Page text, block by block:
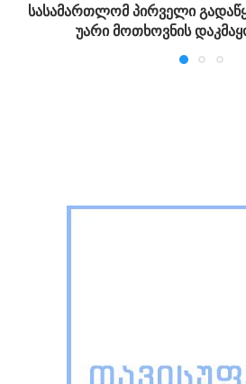
სასამართლომ პირველი
უარი მოთხოვნის